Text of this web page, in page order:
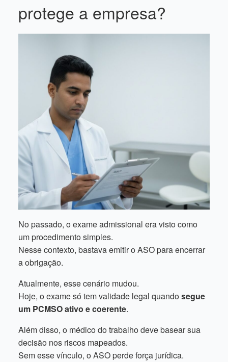
protege a empresa?
No passado, o exame admissional era visto como
um procedimento simples.
Nesse contexto, bastava emitir o ASO para encerrar
a obrigação.
Atualmente, esse cenário mudou.
Hoje, o exame só tem validade legal quandosegue
um PCMSO ativo e coerente.
Além disso, o médico do trabalho deve basear sua
decisão nos riscos mapeados.
Sem esse vínculo, o ASO perde força jurídica.